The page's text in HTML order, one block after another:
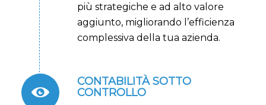
più strategiche e ad alto valore
aggiunto, migliorando l’efficienza
complessiva della tua azienda.
CONTABILITÀ SOTTO
CONTROLLO